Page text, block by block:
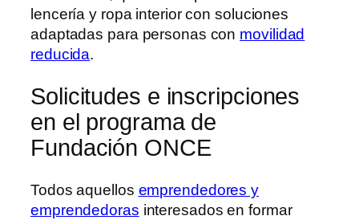
lencería y ropa interior con soluciones
adaptadas para personas con movilidad
reducida.
Solicitudes e inscripciones
en el programa de
Fundación ONCE
Todos aquellos emprendedores y
emprendedoras interesados en formar